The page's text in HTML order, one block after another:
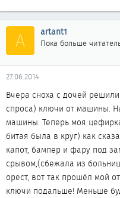
A artant1
Пока больше
27.06.2014
Вчера сноха с дочей
спроса) ключи от машины.
машины. Теперь моя
битая была в круг) как
капот, бампер и фару под
срывом,(сбежала из
орест, вот так прошёл мой
ключи подальше! Меньше